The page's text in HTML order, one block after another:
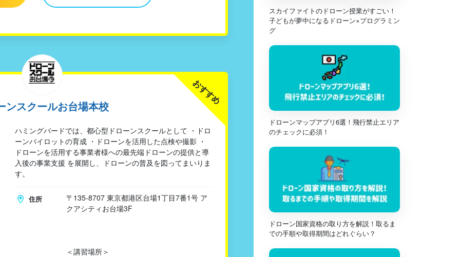
おすすめ
ンスクールお台場本校
ハミングバードでは、都心型ドローンスクールとして ・ドロ
ーンパイロットの育成 ・ドローンを活用した点検や撮影 ・
ドローンを活用する事業者様への最先端ドローンの提供と導
入後の事業支援 を展開し、ドローンの普及を図ってまいりま
す。
住所
〒135-8707 東京都港区台場1丁目7番1号 ア
クアシティお台場3F
＜講習場所＞
スカイファイトのドローン授業がすごい！
子どもが夢中になるドローン×プログラミン
グ
ドローンマップアプリ6選！飛行禁止エリア
のチェックに必須！
ドローン国家資格の取り方を解説！取るま
での手順や取得期間はどれぐらい？